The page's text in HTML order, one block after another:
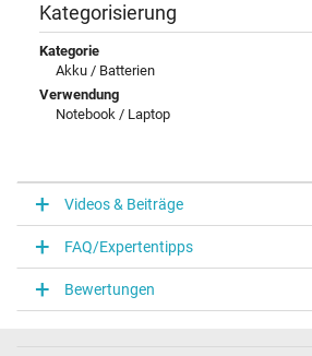
Kategorisierung
Kategorie
Akku / Batterien
Verwendung
Notebook / Laptop
Videos & Beiträge
FAQ/Expertentipps
Bewertungen